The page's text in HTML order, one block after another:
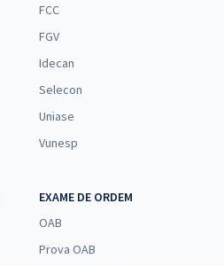
FCC
FGV
Idecan
Selecon
Uniase
Vunesp
EXAME DE ORDEM
OAB
Prova OAB